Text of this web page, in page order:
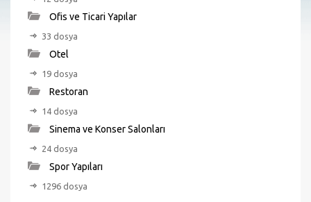
Ofis ve Ticari Yapılar
33 dosya
Otel
19 dosya
Restoran
14 dosya
Sinema ve Konser Salonları
24 dosya
Spor Yapıları
1296 dosya